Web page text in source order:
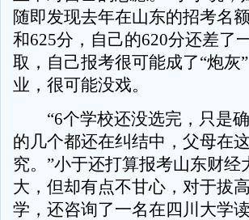
随即发现去年在山东的招考名
和625分，自己的620分还差了
取，自己报考很可能成了“炮
业，很可能没戏。
“6个学校还没选完，只是确
的几个都还在纠结中，父母在
究。”小于还打算报考山东财
大，但却有点不甘心，对于拔
学，还咨询了一名在四川大学